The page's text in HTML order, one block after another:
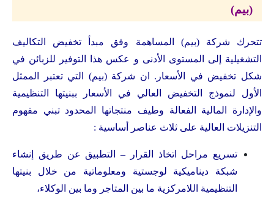
(بيم)
تتحرك شركة (بيم) المساهمة وفق مبدأ تخفيض التكاليف
التشغيلية إلى المستوى الأدنى و عكس هذا التوفير للزبائن في
شكل تخفيض في الأسعار. ان شركة (بيم) التي تعتبر الممثل
الأول لنموذج التخفيض العالي في الأسعار ببنيتها التنظيمية
والإدارة المالية الفعالة وطيف منتجاتها المحدود تبني مفهوم
التنزيلات العالية على ثلاث عناصر أساسية :
تسريع مراحل اتخاذ القرار – التطبيق عن طريق إنشاء
شبكة ديناميكية لوجستية ومعلوماتية من خلال بنيتها
التنظيمية اللامركزية ما بين المتاجر وما بين الوكلاء،